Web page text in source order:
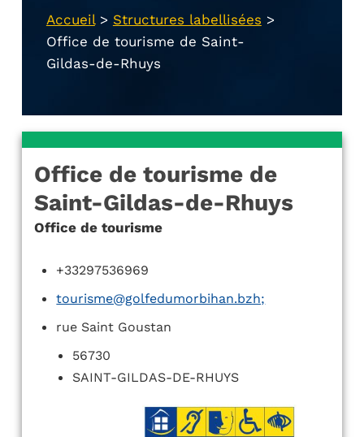
Accueil> Structures labellisées >
Office de tourisme de Saint-
Gildas-de-Rhuys
Office de tourisme de
Saint-Gildas-de-Rhuys
Office de tourisme
+33297536969
tourisme@golfedumorbihan.bzh;
rue Saint Goustan
56730
SAINT-GILDAS-DE-RHUYS